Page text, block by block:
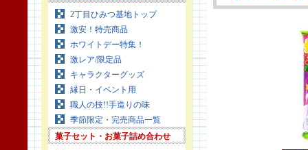
2丁目ひみつ基地トップ
激安！特売商品
ホワイトデー特集！
激レア/限定品
キャラクターグッズ
縁日・イベント用
職人の技!!手造りの味
季節限定・完売商品一覧
菓子セット・お菓子詰め合わせ